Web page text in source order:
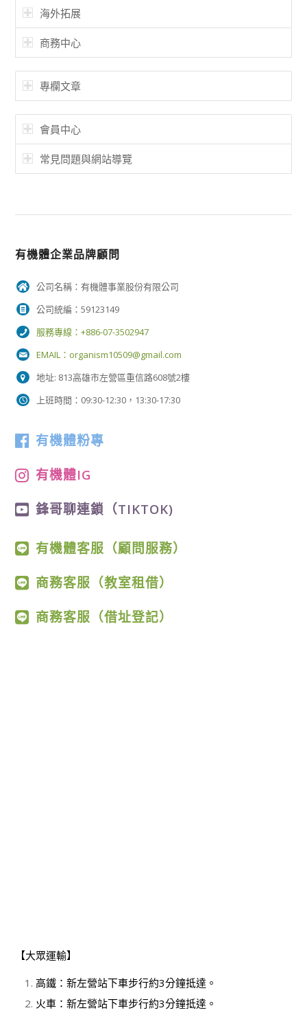
海外拓展
商務中心
專欄文章
會員中心
常見問題與網站導覽
有機體企業品牌顧問
公司名稱：有機體事業股份有限公司
公司統編：59123149
服務專線：+886-07-3502947
EMAIL： organism10509@gmail.com
地址: 813高雄市左營區重信路608號2樓
上班時間：09:30-12:30，13:30-17:30
有機體粉專
有機體IG
鋒哥聊連鎖（TIKTOK)
有機體客服（顧問服務）
商務客服（教室租借）
商務客服（借址登記）
【大眾運輸】
高鐵：新左營站下車步行約3分鐘抵達。
火車：新左營站下車步行約3分鐘抵達。